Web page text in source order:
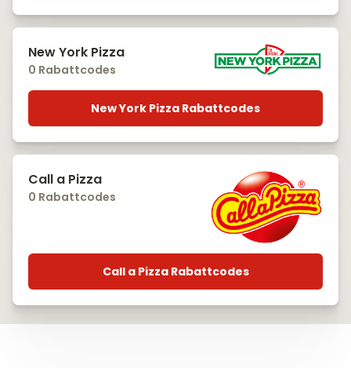
New York Pizza
0 Rabattcodes
New York Pizza Rabattcodes
Call a Pizza
0 Rabattcodes
Call a Pizza Rabattcodes